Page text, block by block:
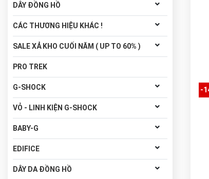
DÂY ĐỒNG HỒ
CÁC THƯƠNG HIỆU KHÁC !
SALE XẢ KHO CUỐI NĂM ( UP TO 60% )
PRO TREK
G-SHOCK
VỎ - LINH KIỆN G-SHOCK
BABY-G
EDIFICE
DÂY DA ĐỒNG HỒ
-